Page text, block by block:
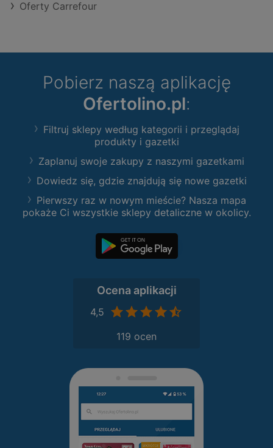
Oferty Carrefour
Pobierz naszą aplikację
Ofertolino.pl:
Filtruj sklepy według kategorii i przeglądaj
produkty i gazetki
Zaplanuj swoje zakupy z naszymi gazetkami
Dowiedz się, gdzie znajdują się nowe gazetki
Pierwszy raz w nowym mieście? Nasza mapa
pokaże Ci wszystkie sklepy detaliczne w okolicy.
Ocena aplikacji
4,5
119 ocen